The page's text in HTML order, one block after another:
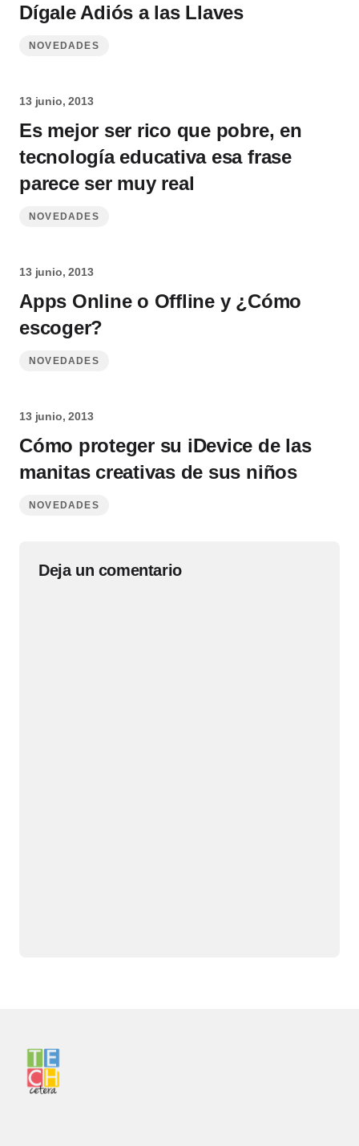
Dígale Adiós a las Llaves
NOVEDADES
13 junio, 2013
Es mejor ser rico que pobre, en
tecnología educativa esa frase
parece ser muy real
NOVEDADES
13 junio, 2013
Apps Online o Offline y ¿Cómo
escoger?
NOVEDADES
13 junio, 2013
Cómo proteger su iDevice de las
manitas creativas de sus niños
NOVEDADES
Deja un comentario